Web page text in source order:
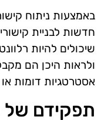
באמצעות ניתוח
חדשות לבניית
שיכולים להיות
ולראות היכן הם
אסטרטגיות דומות
תפקידם של